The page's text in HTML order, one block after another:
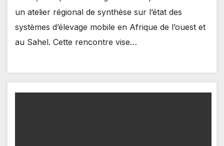
un atelier régional de synthèse sur l’état des
systèmes d’élevage mobile en Afrique de l’ouest et
au Sahel. Cette rencontre vise…